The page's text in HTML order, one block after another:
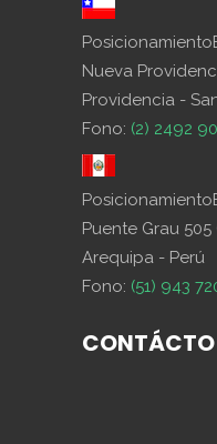
Nueva
Providencia -
Fono: (2) 2492
Puente Grau 505
Arequipa - Perú
Fono: (51) 943